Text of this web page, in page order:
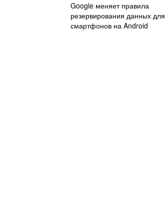
Google меняет правила
резервирования данных для
смартфонов на Android